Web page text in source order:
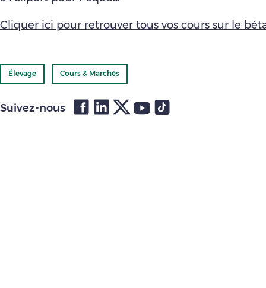
Cliquer ici pour retrouver tous vos cours sur le
Élevage Cours & Marchés
Suivez-nous